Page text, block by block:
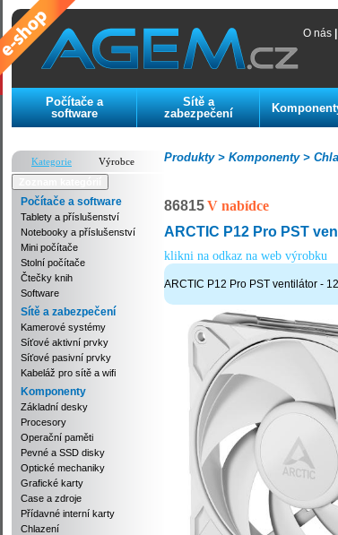
O nás
Počítače a
software
Sítě a
zabezpečení
Kategorie
Výrobce
Počítače a software
Tablety a příslušenství
Notebooky a příslušenství
Mini počítače
Stolní počítače
Čtečky knih
Software
Sítě a zabezpečení
Kamerové systémy
Síťové aktivní prvky
Síťové pasivní prvky
Kabeláž pro sítě a wifi
Komponenty
Základní desky
Procesory
Operační paměti
Pevné a SSD disky
Optické mechaniky
Grafické karty
Case a zdroje
Přídavné interní karty
Chlazení
Komponenty >
Produkty >
86815V nabídce
ARCTIC P12 Pro PST
klikni na odkaz na web výrobku
ARCTIC P12 Pro PST ventilátor -